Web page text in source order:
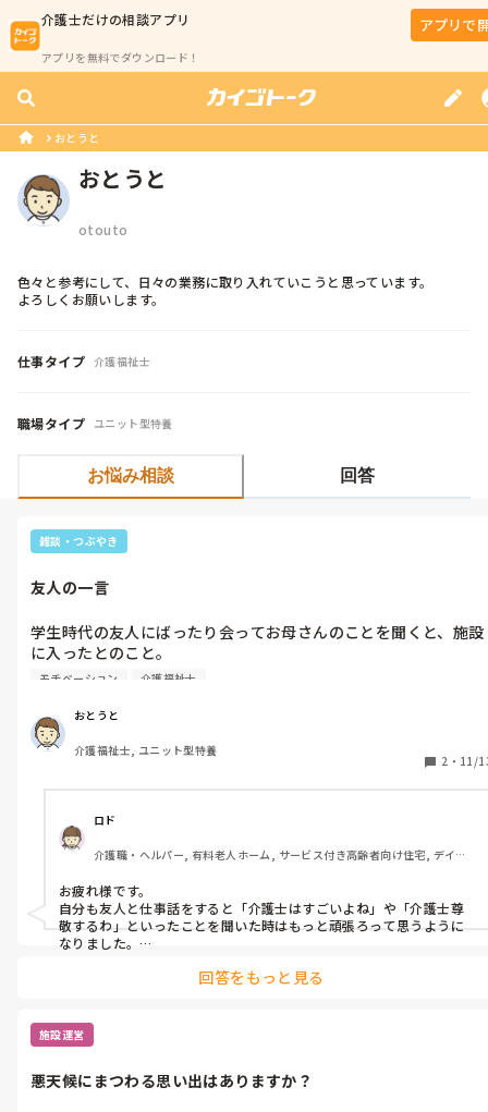
介護士だけの相談アプリ
アプリを無料でダウンロード！
アプリで
おとうと
おとうと
otouto
色々と参考にして、日々の業務に取り入れていこうと思っています。
よろしくお願いします。
仕事タイプ 介護福祉士
職場タイプ ユニット型特養
お悩み相談 回答
雑談・つぶやき
友人の一言
学生時代の友人にばったり会ってお母さんのことを聞くと、施設
に入ったとのこと。
在宅でデイサービスに通いながら介護していたようだが、お母さ
ようだ。
こちらとしては「そうなんだ…」と答えることしかできなかった
が、「介護の仕事って尊いわー！お前が介護の仕事していて偉い
介護の仕事にほとんど何も思うことがなかったが、友人からそん
な言葉をもらったことで、しんどいことがあったらその言葉を思
い出して、自分は自分で頑張ろうと思うようにしている。時には
愚痴や不満も出るけど…。
みなさんもこういった嬉しい一言ってありますか？
モチベーション 介護福祉士
おとうと
介護福祉士, ユニット型特養
2 ・ 11/
ロド
介護職・ヘルパー, 有料老人ホーム, サービス付き高齢者向け住宅, デイサ
お疲れ様です。
自分も友人と仕事話をすると「介護士はすごいよね」や「介護士尊
敬するわ」といったことを聞いた時はもっと頑張ろって思うように
なりました。
分はプラスの言葉を糧にして仕事を頑張れています。
回答をもっと見る
施設運営
悪天候にまつわる思い出はありますか？